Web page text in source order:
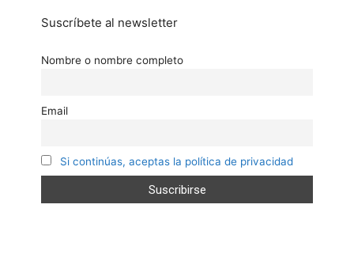
Suscríbete al newsletter
Nombre o nombre completo
Email
Si continúas, aceptas la política de privacidad